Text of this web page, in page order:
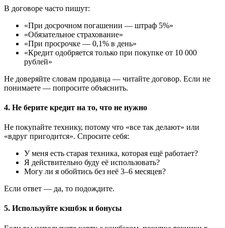
В договоре часто пишут:
«При досрочном погашении — штраф 5%»
«Обязательное страхование»
«При просрочке — 0,1% в день»
«Кредит одобряется только при покупке от 10 000
рублей»
Не доверяйте словам продавца — читайте договор. Если не
понимаете — попросите объяснить.
4. Не берите кредит на то, что не нужно
Не покупайте технику, потому что «все так делают» или
«вдруг пригодится». Спросите себя:
У меня есть старая техника, которая ещё работает?
Я действительно буду её использовать?
Могу ли я обойтись без неё 3–6 месяцев?
Если ответ — да, то подождите.
5. Используйте кэшбэк и бонусы